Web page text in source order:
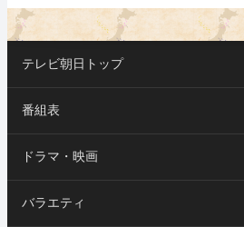
テレビ朝日トップ
番組表
ドラマ・映画
バラエティ